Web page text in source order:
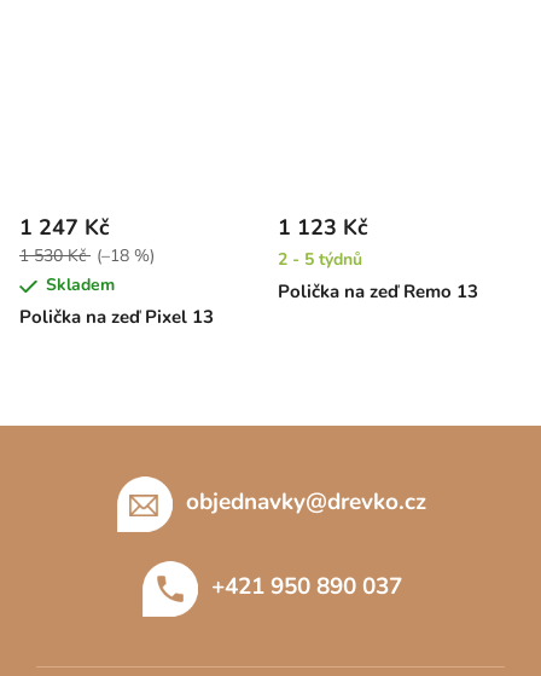
Polička na zeď Pixel 13
1 247 Kč
1 530 Kč (–18 %)
Skladem
Polička na zeď Remo 13
1 123 Kč
2 - 5 týdnů
objednavky@drevko.cz
+421 950 890 037